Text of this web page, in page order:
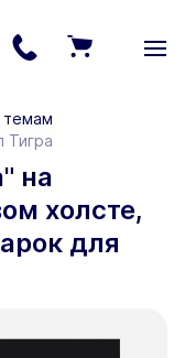
темам
Тигра
на
холсте,
для